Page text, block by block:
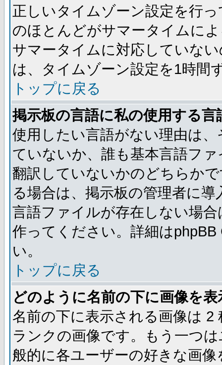
正しいタイムゾーン設定を行
のほとんどがサマータイムに
サマータイムに対応していな
は、タイムゾーン設定を1時間
トップに戻る
掲示板の言語に私の使用する
使用したい言語がない理由は
ていないか、誰も基本言語フ
翻訳していないかのどちらか
る場合は、掲示板の管理者に
言語ファイルが存在しない場
作ってください。詳細は
い。
トップに戻る
どのように名前の下に画像を
名前の下に表示される画像は
ランクの画像です。もう一つ
般的に各ユーザーの好きな画